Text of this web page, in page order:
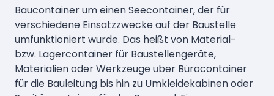
Baucontainer um einen Seecontainer, der für
verschiedene Einsatzzwecke auf der Baustelle
umfunktioniert wurde. Das heißt von Material-
bzw. Lagercontainer für Baustellengeräte,
Materialien oder Werkzeuge über Bürocontainer
für die Bauleitung bis hin zu Umkleidekabinen oder